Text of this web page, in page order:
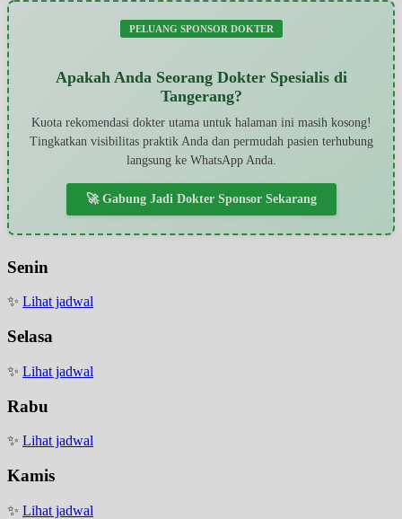
PELUANG SPONSOR DOKTER
Apakah Anda Seorang Dokter Spesialis di
Tangerang?
Kuota rekomendasi dokter utama untuk halaman ini masih kosong!
Tingkatkan visibilitas praktik Anda dan permudah pasien terhubung
langsung ke WhatsApp Anda.
🚀 Gabung Jadi Dokter Sponsor Sekarang
Senin
✨ Lihat jadwal
Selasa
✨ Lihat jadwal
Rabu
✨ Lihat jadwal
Kamis
✨ Lihat jadwal